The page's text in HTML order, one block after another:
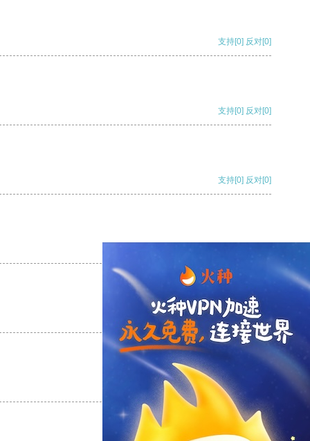
支持[0] 反对[0]
支持[0] 反对[0]
支持[0] 反对[0]
支持 [0] 反对 [0]
支持